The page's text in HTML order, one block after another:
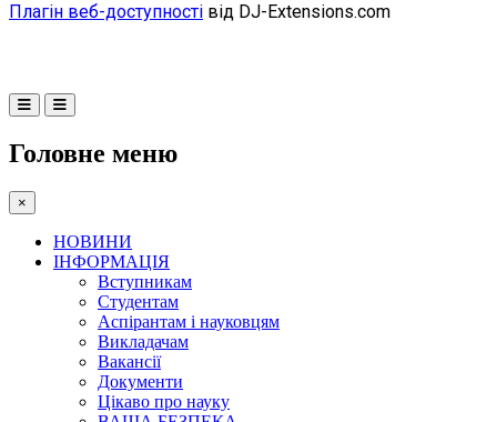
Плагін веб-доступності від DJ-Extensions.com
Головне меню
×
НОВИНИ
ІНФОРМАЦІЯ
Вступникам
Студентам
Аспірантам і науковцям
Викладачам
Вакансії
Документи
Цікаво про науку